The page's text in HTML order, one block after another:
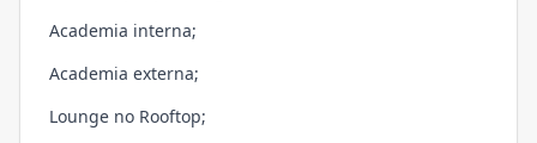
Academia interna;
Academia externa;
Lounge no Rooftop;